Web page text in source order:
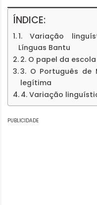
ÍNDICE:
1. Variação
Línguas Bantu
2. O papel da
3. O Português de
legítima
4. Variação
PUBLICIDADE